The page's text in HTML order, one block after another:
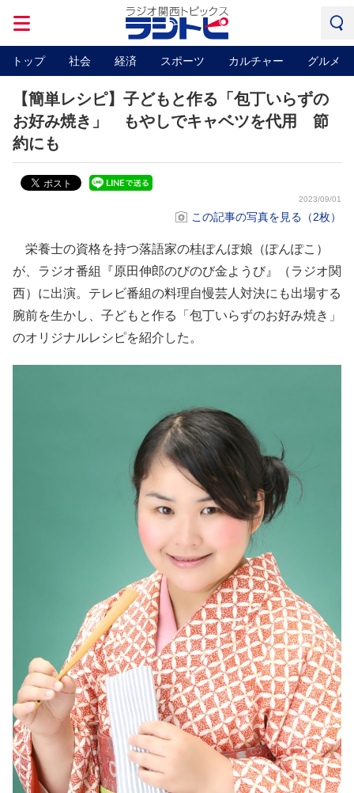
トップ 社会 経済 スポーツ カルチャー グルメ
【簡単レシピ】子どもと作る「包丁いらずの
お好み焼き」 もやしでキャベツを代用 節
約にも
2023/09/01
この記事の写真を見る（2枚）
栄養士の資格を持つ落語家の桂ぽんぽ娘（ぽんぽこ）
が、ラジオ番組『原田伸郎のびのび金ようび』（ラジオ関
西）に出演。テレビ番組の料理自慢芸人対決にも出場する
腕前を生かし、子どもと作る「包丁いらずのお好み焼き」
のオリジナルレシピを紹介した。